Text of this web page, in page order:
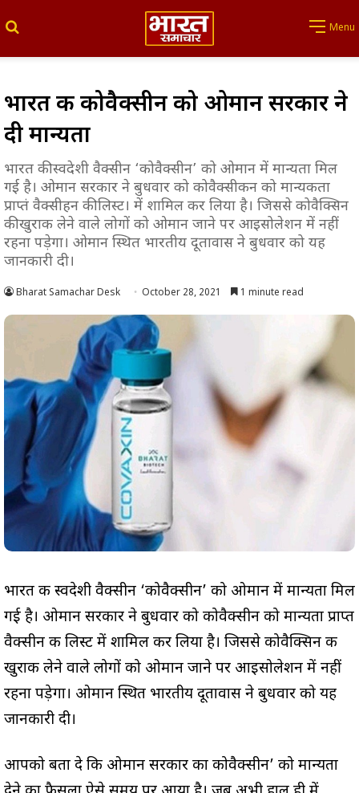
Menu
भारत की कोवैक्सीन को ओमान सरकार ने
दी मान्यता
भारत की स्वदेशी वैक्सीन ‘कोवैक्सीन’ को ओमान में मान्यता मिल
गई है। ओमान सरकार ने बुधवार को कोवैक्सीकन को मान्यकता
प्राप्तं वैक्सीहन की लिस्ट। में शामिल कर लिया है। जिससे कोवैक्सिन
की खुराक लेने वाले लोगों को ओमान जाने पर आइसोलेशन में नहीं
रहना पड़ेगा। ओमान स्थित भारतीय दूतावास ने बुधवार को यह
जानकारी दी।
Bharat Samachar Desk October 28, 2021 1 minute read
भारत की स्वदेशी वैक्सीन ‘कोवैक्सीन’ को ओमान में मान्यता मिल
गई है। ओमान सरकार ने बुधवार को कोवैक्‍सीन को मान्‍यता प्राप्‍त
वैक्‍सीन की लिस्‍ट में शामिल कर लिया है। जिससे कोवैक्सिन की
खुराक लेने वाले लोगों को ओमान जाने पर आइसोलेशन में नहीं
रहना पड़ेगा। ओमान स्थित भारतीय दूतावास ने बुधवार को यह
जानकारी दी।
आपको बता दे कि ओमान सरकार का कोवैक्सीन’ को मान्यता